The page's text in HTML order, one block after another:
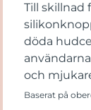
Till skillnad
döda
och
Baserat på